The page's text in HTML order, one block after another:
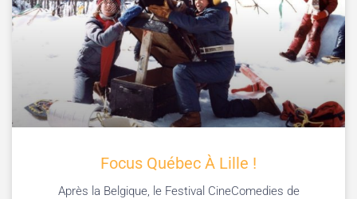
Focus Québec À Lille !
Après la Belgique, le Festival CineComedies de